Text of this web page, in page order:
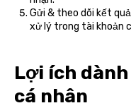
Gửi & theo dõi kết
xử lý trong tài khoản
Lợi ích
cá nhân